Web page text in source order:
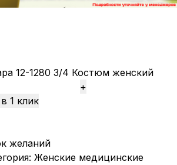
12-1280 3/4 Костюм женский
1 клик
желаний
Женские медицинские